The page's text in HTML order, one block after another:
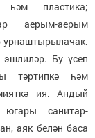
һәм пластика;
аерым-аерым
урнаштырылачак.
эшлиләр. Бу үсеп
тәртипкә һәм
ия. Андый
югары санитар-
аяк белән баса